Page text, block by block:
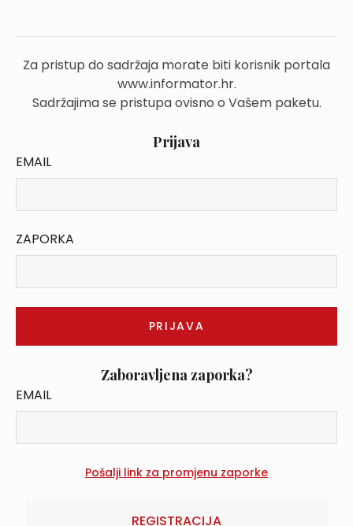
Za pristup do sadržaja morate biti korisnik portala
www.informator.hr.
Sadržajima se pristupa ovisno o Vašem paketu.
Prijava
EMAIL
ZAPORKA
Zaboravljena zaporka?
EMAIL
REGISTRACIJA